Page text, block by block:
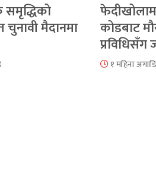
समृद्धिको
मैदानमा कोडबाट
प्रविधिसँग
१ महिना अगाडि